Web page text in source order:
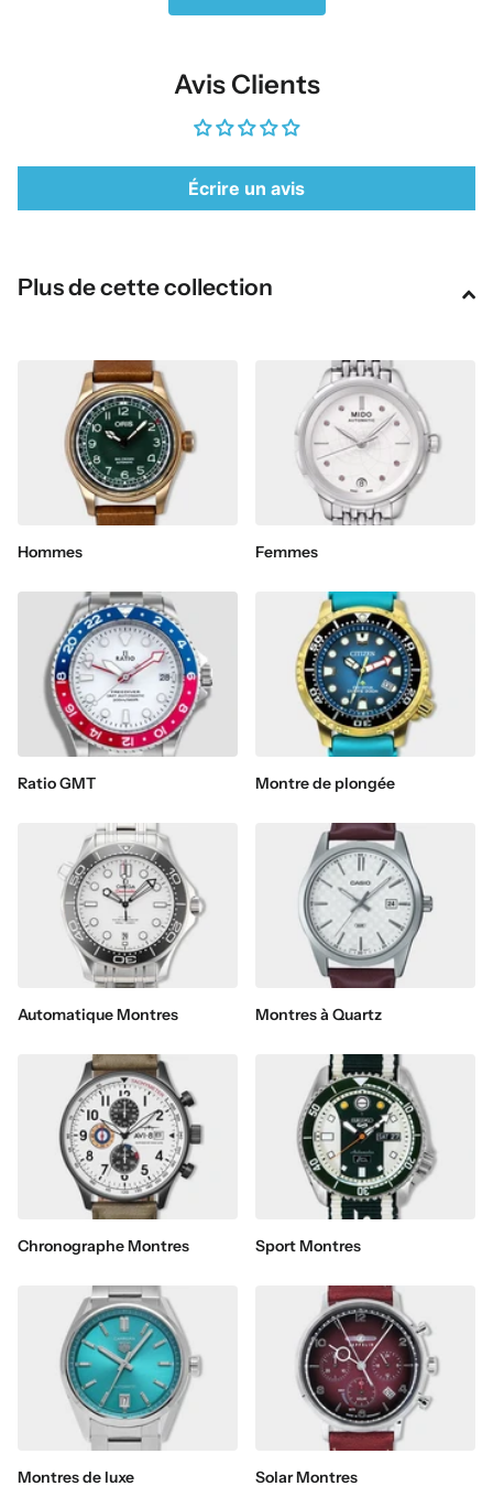
Avis Clients
Écrire un avis
Plus de cette collection
Hommes Femmes
Ratio GMT Montre de plongée
Automatique Montres Montres à Quartz
Chronographe Montres Sport Montres
Montres de luxe Solar Montres